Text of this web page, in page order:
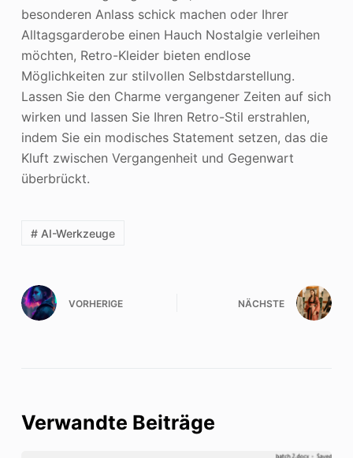
besonderen Anlass schick machen oder Ihrer
Alltagsgarderobe einen Hauch Nostalgie verleihen
möchten, Retro-Kleider bieten endlose
Möglichkeiten zur stilvollen Selbstdarstellung.
Lassen Sie den Charme vergangener Zeiten auf sich
wirken und lassen Sie Ihren Retro-Stil erstrahlen,
indem Sie ein modisches Statement setzen, das die
Kluft zwischen Vergangenheit und Gegenwart
überbrückt.
# AI-Werkzeuge
VORHERIGE NÄCHSTE
Verwandte Beiträge